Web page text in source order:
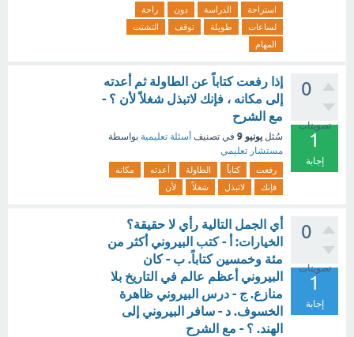
استراحة
الدراسة دون
راحة
لساعات
طويلة توقف
التشتت
المهام
0
تصويتات
1
إجابة
إذا رفعت كتاباً عن الطاولة ثم أعدته
إلى مكانه ، فإنك لاتبذل شغلاً لأن ؟ -
مع الشرح
سُئل يونيو 9 في تصنيف أسئلة تعليمية بواسطة
مستشار تعليمي
رفعت كتاباً الطاولة أعدته
مكانه
فإنك
لاتبذل شغلاً لأن
0
تصويتات
1
إجابة
أي الجمل التالية رأي لا حقيقة؟
الخيارات: أ - كتب البيروني أكثر من
مئة وخمسين كتاباً. ب - كان
البيروني أعظم عالم في التاريخ بلا
منازع. ج - درس البيروني ظاهرة
الخسوف. د - سافر البيروني إلى
الهند. ؟ - مع الشرح